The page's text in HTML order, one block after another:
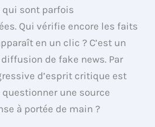
sont parfois
Qui vérifie encore les faits
en un clic ? C’est un
de fake news. Par
d’esprit critique est
une source
à portée de main ?